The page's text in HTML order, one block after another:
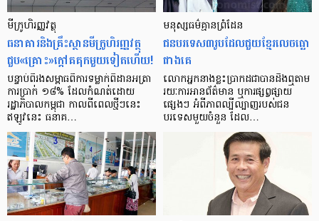
មីក្រូ​ហិរញ្ញវត្ថុ
ធនាគារ​និង​គ្រឹះស្ថាន​មីក្រូ​ហិរញ្ញវត្ថុ​
ជួប«គ្រោះ»ក្តៅ​គគុក​មួយ​ទៀត​ហើយ!
បន្ទាប់​ពី​រង​សម្ពាធ​​ពី​ការ​ទម្លាក់​ពិដាន​អត្រា​
ការ​ប្រាក់ ១៨​% ដែល​កំណត់​ដោយ​
រដ្ឋាភិបាល​កម្ពុជា កាល​ពី​ពេល​ថ្មីៗ​នេះ
ឥឡូវ​នេះ ធនាគ…
មនុស្ស​ធម៌​គ្មាន​ព្រំដែន
ជន​បរទេស​៣​រូប​ដែល​ជួយ​ខ្មែរ​លេច​ធ្លោ​
ជាង​គេ
លោកអ្នក​នាង​ខ្លះ​ប្រាកដ​ជា​បាន​​ដឹង​ឮ​តាម​
រយៈ​ការ​អាន​ព័ត៌មាន ឬ​ការ​ផ្សព្វផ្សាយ​
ផ្សេងៗ អំពី​ភាព​ល្បីល្បាញ​របស់​ជន​
បរទេស​មួយ​ចំនួន ដែល…